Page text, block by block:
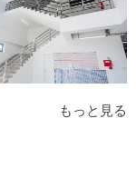
もっと見る